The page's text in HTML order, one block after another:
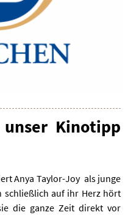
unser Kinotipp
Anya Taylor-Joy als junge
schließlich auf ihr Herz hört
die ganze Zeit direkt vor